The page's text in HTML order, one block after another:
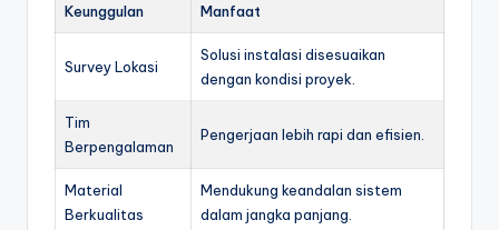
Keunggulan Manfaat
Survey Lokasi
Solusi instalasi disesuaikan
dengan kondisi proyek.
Tim
Berpengalaman
Pengerjaan lebih rapi dan efisien.
Material
Berkualitas
Mendukung keandalan sistem
dalam jangka panjang.